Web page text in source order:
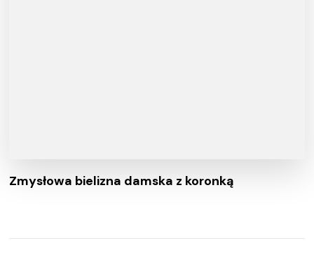
Zmysłowa bielizna damska z koronką